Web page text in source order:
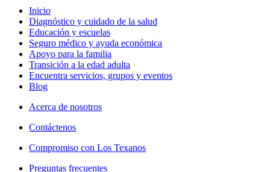
Inicio
Diagnóstico y cuidado de la salud
Educación y escuelas
Seguro médico y ayuda económica
Apoyo para la familia
Transición a la edad adulta
Encuentra servicios, grupos y eventos
Blog
Acerca de nosotros
Contáctenos
Compromiso con Los Texanos
Preguntas frecuentes